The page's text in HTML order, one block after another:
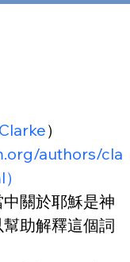
）
authors/cla
關於耶穌是神
助解釋這個詞